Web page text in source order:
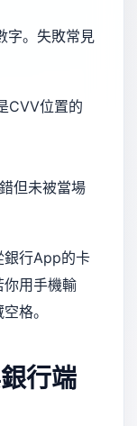
字。失敗常見
CVV位置的
但未被當場
銀行App的卡
你用手機輸
格。
行端